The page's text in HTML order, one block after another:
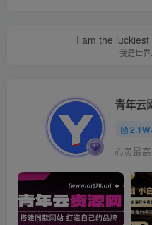
I am the
我是世
青年云
心灵最